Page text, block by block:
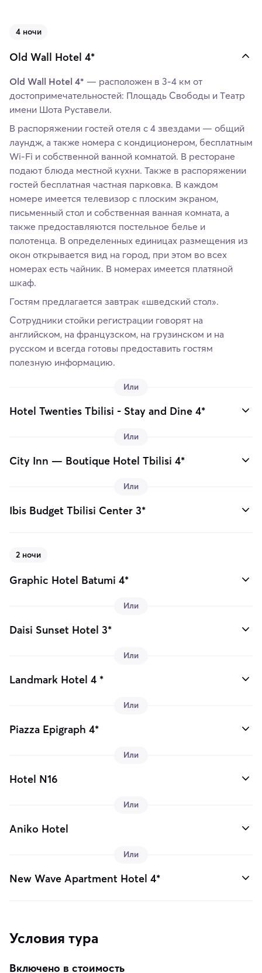
4 ночи
Old Wall Hotel 4*
Old Wall Hotel 4* — расположен в 3-4 км от
достопримечательностей: Площадь Свободы и Tеатр
имени Шота Руставели.
В распоряжении гостей отеля с 4 звездами — общий
лаундж, а также номера с кондиционером, бесплатным
Wi-Fi и собственной ванной комнатой. В ресторане
подают блюда местной кухни. Также в распоряжении
гостей бесплатная частная парковка. В каждом
номере имеется телевизор с плоским экраном,
письменный стол и собственная ванная комната, а
также предоставляются постельное белье и
полотенца. В определенных единицах размещения из
окон открывается вид на город, при этом во всех
номерах есть чайник. В номерах имеется платяной
шкаф.
Гостям предлагается завтрак «шведский стол».
Сотрудники стойки регистрации говорят на
английском, на французском, на грузинском и на
русском и всегда готовы предоставить гостям
полезную информацию.
Или
Hotel Twenties Tbilisi - Stay and Dine 4*
Или
City Inn — Boutique Hotel Tbilisi 4*
Или
Ibis Budget Tbilisi Center 3*
2 ночи
Graphic Hotel Batumi 4*
Или
Daisi Sunset Hotel 3*
Или
Landmark Hotel 4 *
Или
Piazza Epigraph 4*
Или
Hotel N16
Или
Aniko Hotel
Или
New Wave Apartment Hotel 4*
Условия тура
Включено в стоимость